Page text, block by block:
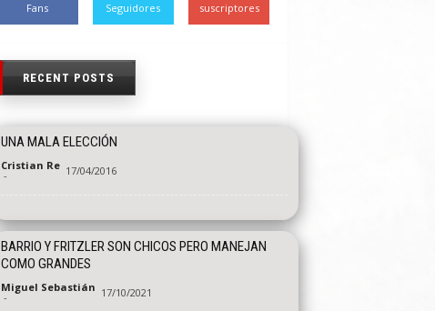
Fans Seguidores suscriptores
RECENT POSTS
UNA MALA ELECCIÓN
Cristian Re
- 17/04/2016
BARRIO Y FRITZLER SON CHICOS PERO MANEJAN
COMO GRANDES
Miguel Sebastián
- 17/10/2021